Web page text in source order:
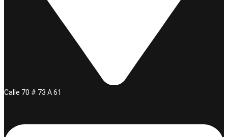
Calle 70 # 73 A 61